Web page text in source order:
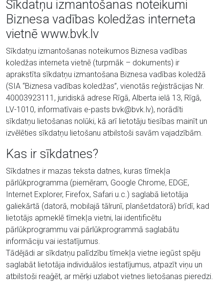
Sīkdatņu izmantošanas noteikumi
Biznesa vadības koledžas interneta
vietnē www.bvk.lv
Sīkdatņu izmantošanas noteikumos Biznesa vadības
koledžas interneta vietnē (turpmāk – dokuments) ir
aprakstīta sīkdatņu izmantošana Biznesa vadības koledžā
(SIA “Biznesa vadības koledžas”, vienotās reģistrācijas Nr.
40003923111, juridiskā adrese Rīgā, Alberta ielā 13, Rīgā,
LV-1010, informatīvais e-pasts bvk@bvk.lv), norādīti
sīkdatņu lietošanas nolūki, kā arī lietotāju tiesības mainīt un
izvēlēties sīkdatņu lietošanu atbilstoši savām vajadzībām.
Kas ir sīkdatnes?
Sīkdatnes ir mazas teksta datnes, kuras tīmekļa
pārlūkprogramma (piemēram, Google Chrome, EDGE,
Internet Explorer, Firefox, Safari u.c.) saglabā lietotāja
galiekārtā (datorā, mobilajā tālrunī, planšetdatorā) brīdī, kad
lietotājs apmeklē tīmekļa vietni, lai identificētu
pārlūkprogrammu vai pārlūkprogrammā saglabātu
informāciju vai iestatījumus.
Tādējādi ar sīkdatņu palīdzību tīmekļa vietne iegūst spēju
saglabāt lietotāja individuālos iestatījumus, atpazīt viņu un
atbilstoši reaģēt, ar mērķi uzlabot vietnes lietošanas pieredzi.